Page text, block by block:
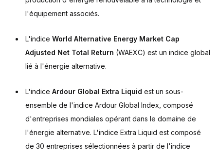
l'équipement associés.
L'indice World Alternative Energy Market Cap
Adjusted Net Total Return (WAEXC) est un indice global
lié à l'énergie alternative.
L'indice Ardour Global Extra Liquid est un sous-
ensemble de l'indice Ardour Global Index, composé
d'entreprises mondiales opérant dans le domaine de
l'énergie alternative. L'indice Extra Liquid est composé
de 30 entreprises sélectionnées à partir de l'indice